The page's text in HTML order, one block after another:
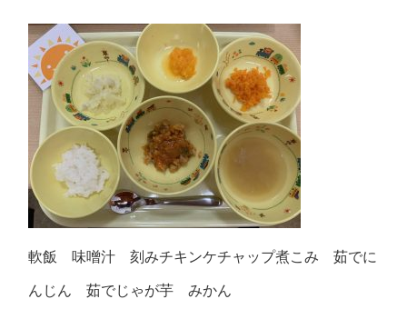
軟飯 味噌汁 刻みチキンケチャップ煮こみ 茹でに
んじん 茹でじゃが芋 みかん